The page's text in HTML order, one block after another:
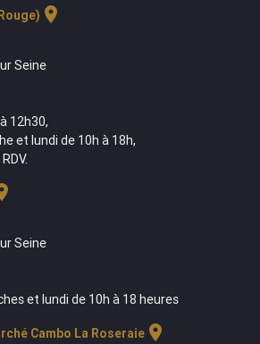
location_on
Seine
12h30,
et lundi de 10h à 18h,
Seine
et lundi de 10h à 18 heures
Cambo La Roseraielocation_on